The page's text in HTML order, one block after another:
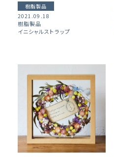
樹脂製品
2021.09.18
樹脂製品
イニシャルストラップ